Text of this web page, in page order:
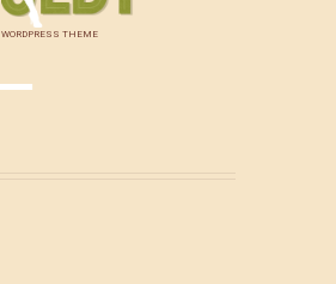
WORDPRESS THEME